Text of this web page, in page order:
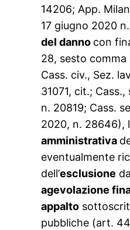
14206; App.
17 giugno 2020
del danno con
28, sesto comma
Cass. civ., Sez.
31071, cit.;
n. 20819; Cass.
2020, n. 28646),
amministrativa
eventualmente
dell’esclusione
agevolazione
appalto
pubbliche (art.